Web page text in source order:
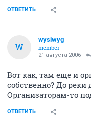
ОТВЕТИТЬ
W
wysiwyg
member
21 августа 2006
Вот как, там еще и
собственно? До реки
Организаторам-то
ОТВЕТИТЬ